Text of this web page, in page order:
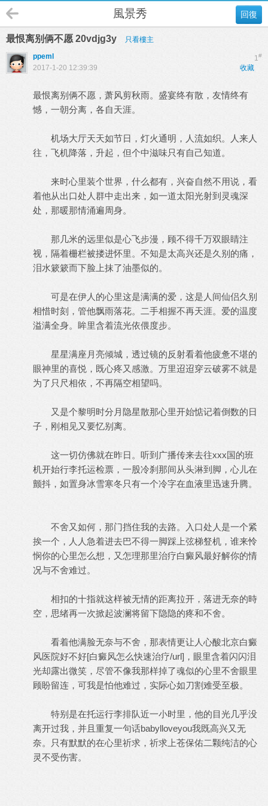
回復
風景秀
最恨离别俩不愿 20vdjg3y 只看樓主
1#
ppeml
收藏
2017-1-20 12:39:39
最恨离别俩不愿，萧风剪秋雨。盛宴终有散，友情终有
憾，一朝分离，各自天涯。
机场大厅天天如节日，灯火通明，人流如织。人来人
往，飞机降落，升起，但个中滋味只有自己知道。
来时心里装个世界，什么都有，兴奋自然不用说，看
着他从出口处人群中走出来，如一道太阳光射到灵魂深
处，那暖那情涌遍周身。
那几米的远里似是心飞步漫，顾不得千万双眼睛注
视，隔着栅栏被搂进怀里。不知是太高兴还是久别的痛，
泪水簌簌而下脸上抹了油墨似的。
可是在伊人的心里这是满满的爱，这是人间仙侣久别
相惜时刻，管他飘雨落花。二手相握不再天涯。爱的温度
溢满全身。眸里含着流光依偎度步。
星星满座月亮倾城，透过镜的反射看着他疲惫不堪的
眼神里的喜悦，既心疼又感激。万里迢迢穿云破雾不就是
为了只尺相依，不再隔空相望吗。
又是个黎明时分月隐星散那心里开始惦记着倒数的日
子，刚相见又要忆别离。
这一切仿佛就在昨日。听到广播传来去往xxx国的班
机开始行李托运检票，一股冷刹那间从头淋到脚，心儿在
颤抖，如置身冰雪寒冬只有一个冷字在血液里迅速升腾。
不舍又如何，那门挡住我的去路。入口处人是一个紧
挨一个，人人急着进去巴不得一脚踩上弦梯豋机，谁来怜
悯你的心里怎么想，又怎理那里治疗白癜风最好解你的情
况与不舍难过。
相扣的十指就这样被无情的距离拉开，落进无奈的時
空，思绪再一次掀起波澜将留下隐隐的疼和不舍。
看着他满脸无奈与不舍，那表情更让人心酸北京白癜
风医院好不好[白癜风怎么快速治疗/url]，眼里含着闪闪泪
光却露出微笑，尽管不像我那样掉了魂似的心里不舍眼里
顾盼留连，可我是怕他难过，实际心如刀割难受至极。
特别是在托运行李排队近一小时里，他的目光几乎没
离开过我，并且重复一句话babylloveyou我既高兴又无
奈。只有默默的在心里祈求，祈求上苍保佑二颗纯洁的心
灵不受伤害。